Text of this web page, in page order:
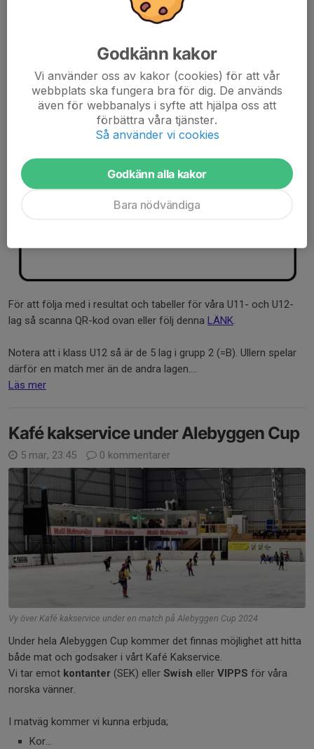
För att följa med i resultat och tabeller för våra U11- och U12-
lag så scanna QR-kod ovan eller följ denna LÄNK.
Notera att i klass U12 så är de 5 lag i grupp 2 (=B). Ullern spelar
därför en match mer än de andra lagen....
Läs mer
Kafé kakservice under Alebyggen Cup
5 mar, 23:45 0 kommentarer
Vy över Kafé kakservice under en match på Alebyggen Cup 2024
Under hela Alebyggen Cup kommer det finnas möjlighet att hitta
både mat och godsaker i vårt Kafé Kakservice.
Vi tar emot kontanter (SEK) eller Swish eller VIPPS för våra
norska vänner.
I matväg kommer vi kunna erbjuda;
Kor...
Godkänn kakor
Vi använder oss av kakor (cookies) för att vår
webbplats ska fungera bra för dig. De används
även för webbanalys i syfte att hjälpa oss att
förbättra våra tjänster.
Så använder vi cookies
Godkänn alla kakor
Bara nödvändiga